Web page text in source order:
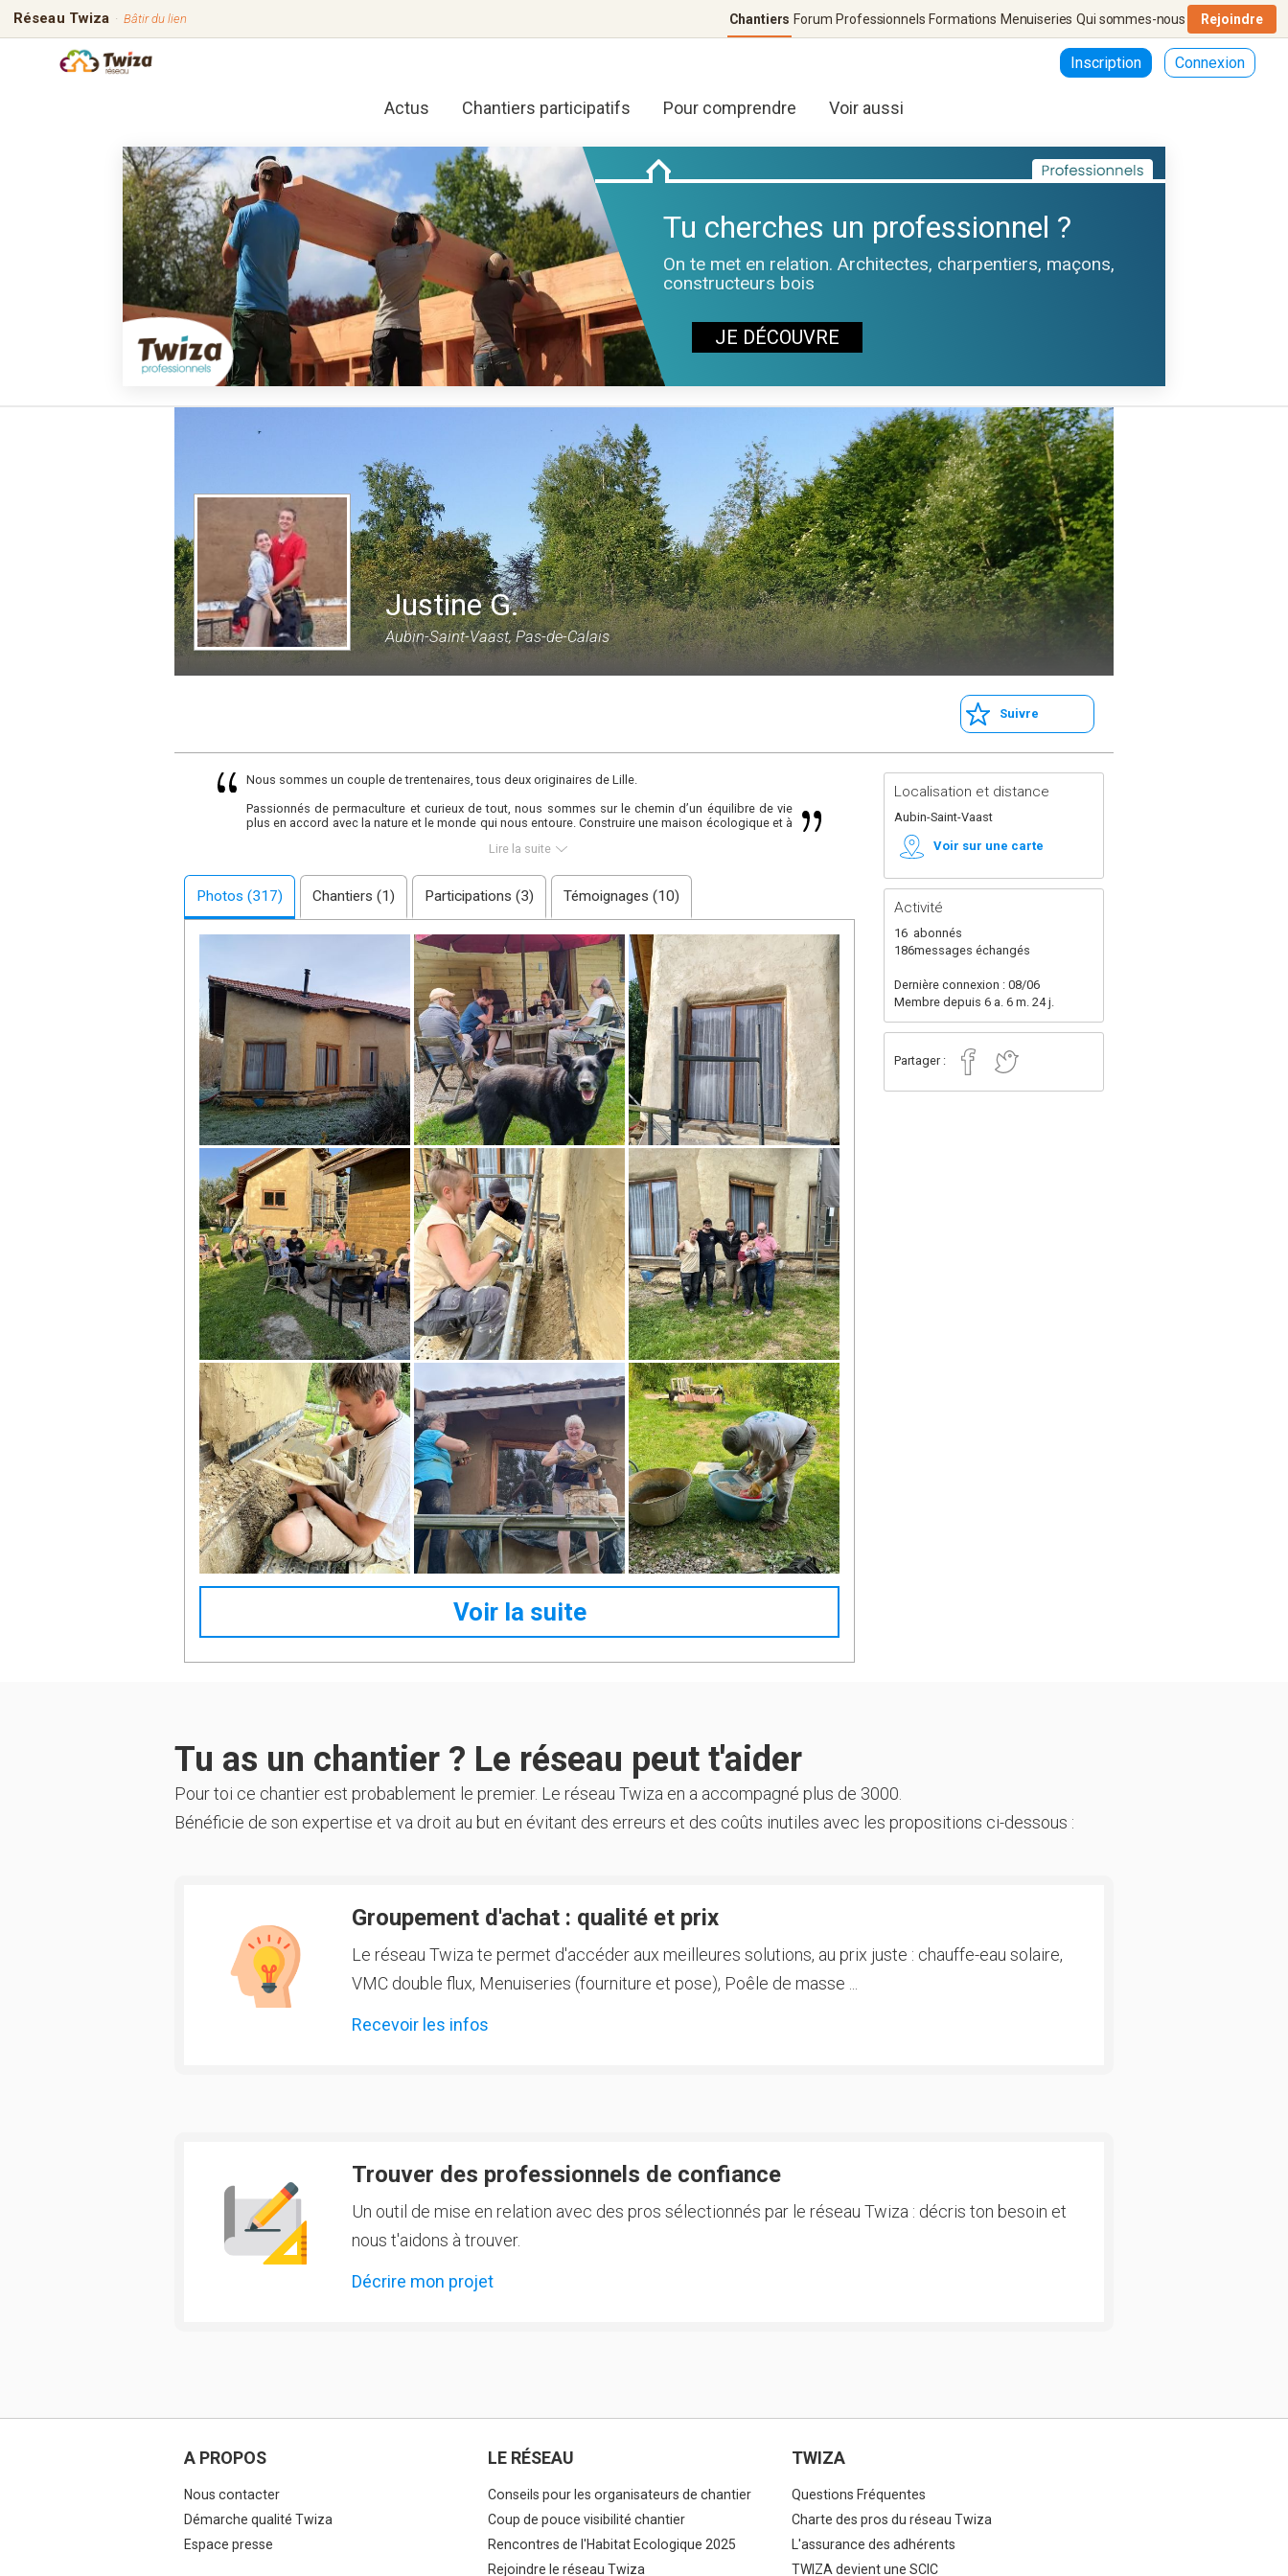
Réseau Twiza · Bâtir du lien Chantiers Forum Professionnels Formations Menuiseries Qui sommes-nous Rejoindre
Inscription Connexion
Actus Chantiers participatifs Pour comprendre Voir aussi
Tu cherches un professionnel ?
On te met en relation. Architectes, charpentiers, maçons,
constructeurs bois
JE DÉCOUVRE
Justine G.
Aubin-Saint-Vaast, Pas-de-Calais
Suivre
Nous sommes un couple de trentenaires, tous deux originaires de Lille.
Passionnés de permaculture et curieux de tout, nous sommes sur le chemin d’un équilibre de vie
plus en accord avec la nature et le monde qui nous entoure. Construire une maison écologique et à
Lire la suite
Localisation et distance
Aubin-Saint-Vaast
Voir sur une carte
Activité
16 abonnés
186messages échangés
Dernière connexion : 08/06
Membre depuis 6 a. 6 m. 24 j.
Partager :
Photos (317) Chantiers (1) Participations (3) Témoignages (10)
Voir la suite
Tu as un chantier ? Le réseau peut t'aider
Pour toi ce chantier est probablement le premier. Le réseau Twiza en a accompagné plus de 3000.
Bénéficie de son expertise et va droit au but en évitant des erreurs et des coûts inutiles avec les propositions ci-dessous :
Groupement d'achat : qualité et prix
Le réseau Twiza te permet d'accéder aux meilleures solutions, au prix juste : chauffe-eau solaire,
VMC double flux, Menuiseries (fourniture et pose), Poêle de masse ...
Recevoir les infos
Trouver des professionnels de confiance
Un outil de mise en relation avec des pros sélectionnés par le réseau Twiza : décris ton besoin et
nous t'aidons à trouver.
Décrire mon projet
A PROPOS
Nous contacter
Démarche qualité Twiza
Espace presse
LE RÉSEAU
Conseils pour les organisateurs de chantier
Coup de pouce visibilité chantier
Rencontres de l'Habitat Ecologique 2025
Rejoindre le réseau Twiza
TWIZA
Questions Fréquentes
Charte des pros du réseau Twiza
L'assurance des adhérents
TWIZA devient une SCIC